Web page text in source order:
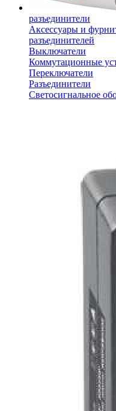
разъединители
Аксессуары и
разъединителей
Выключатели
Коммутационные
Переключатели
Разъединители
Светосигнальное